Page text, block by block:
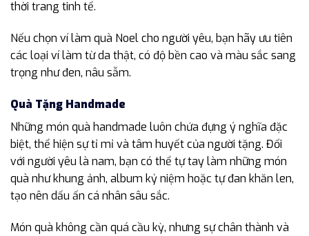
thời trang tinh tế.
Nếu chọn ví làm quà Noel cho người yêu, bạn hãy ưu tiên
các loại ví làm từ da thật, có độ bền cao và màu sắc sang
trọng như đen, nâu sẫm.
Quà Tặng Handmade
Những món quà handmade luôn chứa đựng ý nghĩa đặc
biệt, thể hiện sự tỉ mỉ và tâm huyết của người tặng. Đối
với người yêu là nam, bạn có thể tự tay làm những món
quà như khung ảnh, album kỷ niệm hoặc tự đan khăn len,
tạo nên dấu ấn cá nhân sâu sắc.
Món quà không cần quá cầu kỳ, nhưng sự chân thành và